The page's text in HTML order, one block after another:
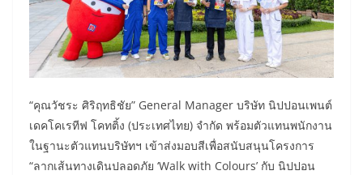
“คุณวัชระ ศิริฤทธิชัย” General Manager บริษัท นิปปอนเพนต์
เดคโคเรทีฟ โคทติ้ง (ประเทศไทย) จำกัด พร้อมตัวแทนพนักงาน
ในฐานะตัวแทนบริษัทฯ เข้าส่งมอบสีเพื่อสนับสนุนโครงการ
“ลากเส้นทางเดินปลอดภัย ‘Walk with Colours’ กับ นิปปอน